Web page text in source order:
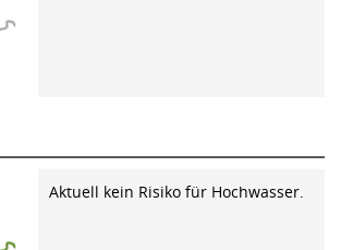
Aktuell kein Risiko für Hochwasser.